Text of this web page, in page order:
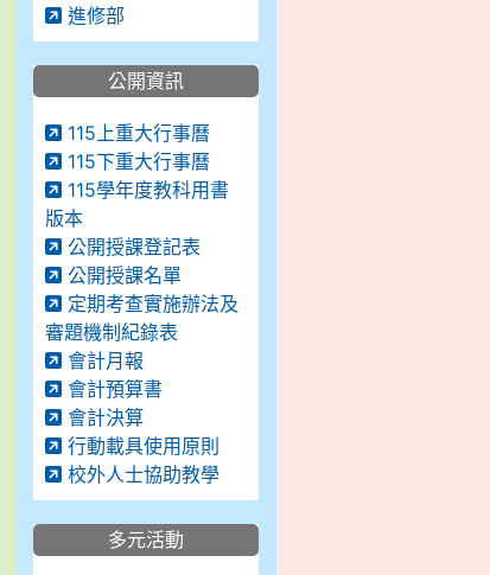
進修部
公開資訊
115上重大行事曆
115下重大行事曆
115學年度教科用書
版本
公開授課登記表
公開授課名單
定期考查實施辦法及
審題機制紀錄表
會計月報
會計預算書
會計決算
行動載具使用原則
校外人士協助教學
多元活動